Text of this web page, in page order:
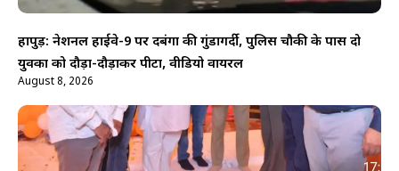
हापुड़: नेशनल हाईवे-9 पर दबंगों की गुंडागर्दी, पुलिस चौकी के पास दो
युवकों को दौड़ा-दौड़ाकर पीटा, वीडियो वायरल
August 8, 2026